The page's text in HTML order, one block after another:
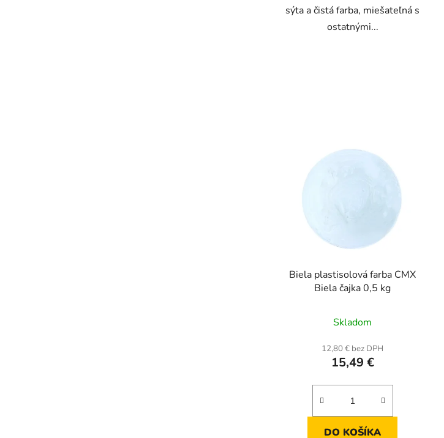
sýta a čistá farba, miešateľná s
ostatnými...
Biela plastisolová farba CMX
Biela čajka 0,5 kg
hodnotenie
produktu
je
z
hviezdičiek.
Skladom
12,80 € bez DPH
15,49 €
DO KOŠÍKA